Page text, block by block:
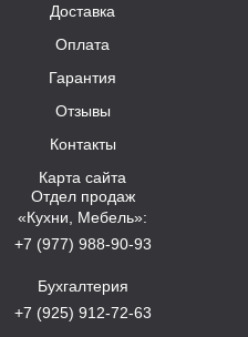
Доставка
Оплата
Гарантия
Отзывы
Контакты
Карта сайта
Отдел продаж
«Кухни, Мебель»:
+7 (977) 988-90-93
Бухгалтерия
+7 (925) 912-72-63